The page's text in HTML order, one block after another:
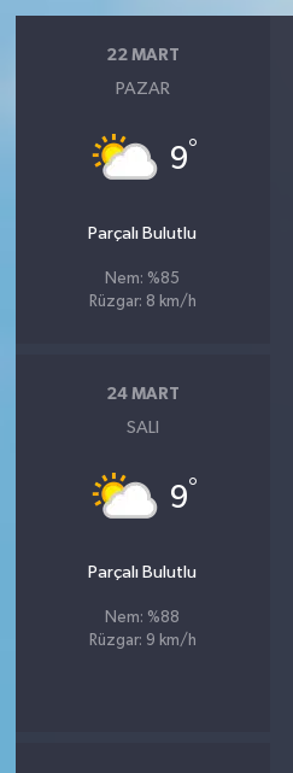
22 MART
PAZAR
9°
Parçalı Bulutlu
Nem: %85
Rüzgar: 8 km/h
24 MART
SALI
9°
Parçalı Bulutlu
Nem: %88
Rüzgar: 9 km/h